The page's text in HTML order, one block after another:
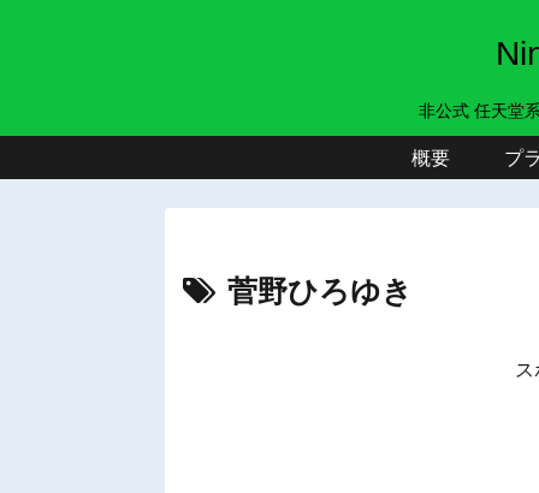
非公式 任天堂
概要 プ
菅野ひろゆき